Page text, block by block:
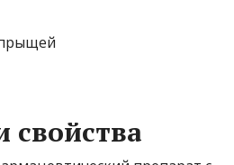
свойства